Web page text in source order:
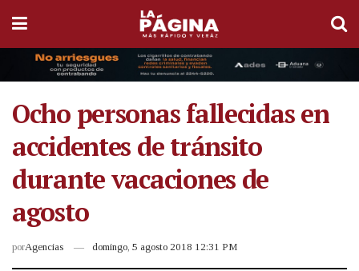
Ocho personas fallecidas en
accidentes de tránsito
durante vacaciones de
agosto
porAgencias domingo, 5 agosto 2018 12:31 PM